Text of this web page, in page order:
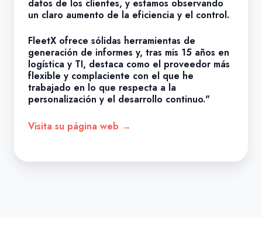
datos de los clientes, y estamos observando
un claro aumento de la eficiencia y el control.
FleetX ofrece sólidas herramientas de
generación de informes y, tras mis 15 años en
logística y TI, destaca como el proveedor más
flexible y complaciente con el que he
trabajado en lo que respecta a la
personalización y el desarrollo continuo."
Visita su página web →